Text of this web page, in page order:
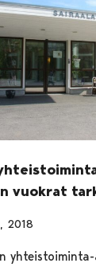
vuokrat
2018